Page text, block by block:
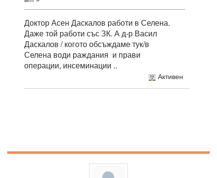
Доктор Асен Даскалов работи в Селена.
Даже той работи със ЗК. А д-р Васил
Даскалов / когото обсъждаме тук/в
Селена води раждания и прави
операции, инсеминации ..
Активен